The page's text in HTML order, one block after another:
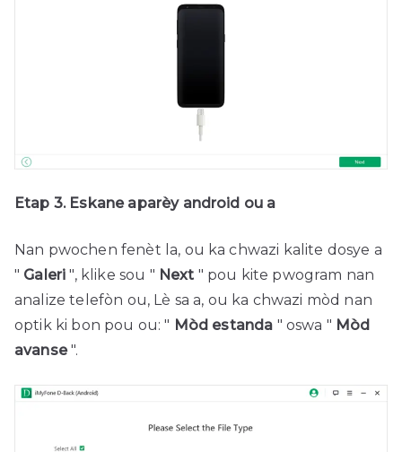
Etap 3. Eskane aparèy android ou a
Nan pwochen fenèt la, ou ka chwazi kalite dosye a
" Galeri ", klike sou " Next " pou kite pwogram nan
analize telefòn ou, Lè sa a, ou ka chwazi mòd nan
optik ki bon pou ou: " Mòd estanda " oswa " Mòd
avanse".